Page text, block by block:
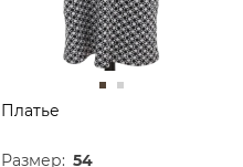
Платье
Размер: 54